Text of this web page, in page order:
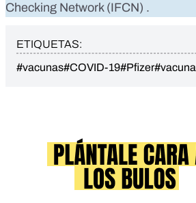
Checking Network (IFCN) .
ETIQUETAS:
#vacunas#COVID-19#Pfizer#vacuna